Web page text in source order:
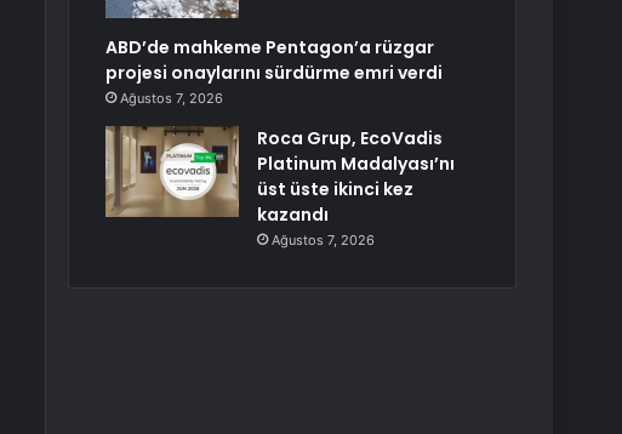
ABD’de mahkeme Pentagon’a rüzgar
projesi onaylarını sürdürme emri verdi
Ağustos 7, 2026
Roca Grup, EcoVadis
Platinum Madalyası’nı
üst üste ikinci kez
kazandı
Ağustos 7, 2026